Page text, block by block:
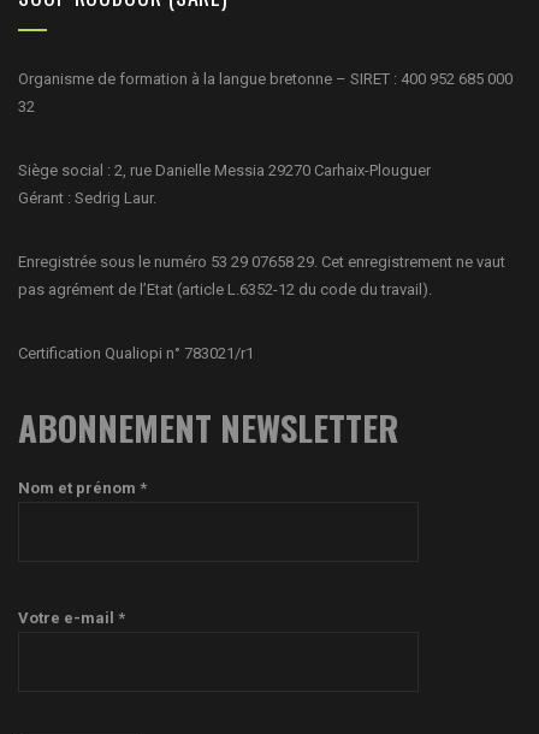
Organisme de formation à la langue bretonne – SIRET : 400 952 685 000
32
Siège social : 2, rue Danielle Messia 29270 Carhaix-Plouguer
Gérant : Sedrig Laur.
Enregistrée sous le numéro 53 29 07658 29. Cet enregistrement ne vaut
pas agrément de l’Etat (article L.6352-12 du code du travail).
Certification Qualiopi n° 783021/r1
ABONNEMENT NEWSLETTER
Nom et prénom *
Votre e-mail *